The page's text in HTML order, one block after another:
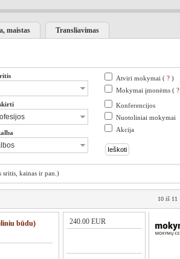
maistas Transliavimas
Atviri mokymai ( ? )
Mokymai įmonėms ( ?
Konferencijos
Nuotoliniai mokymai
Akcija
sritis, kainas ir pan.)
10 iš 11
būdu) 240.00 EUR